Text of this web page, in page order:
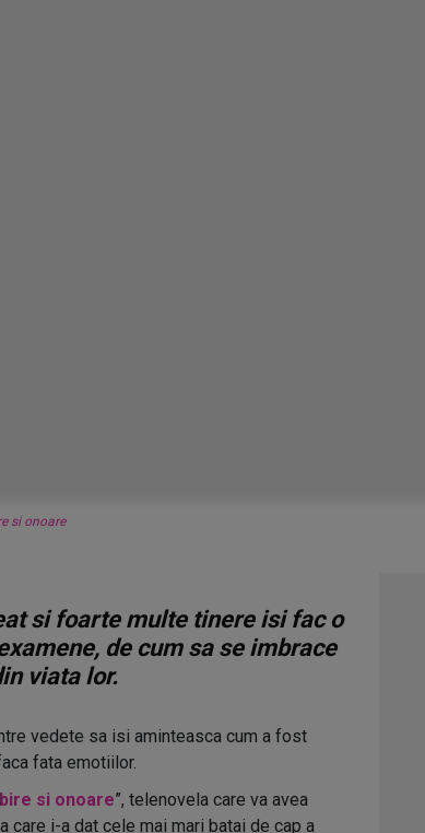
si onoare
si foarte multe tinere isi fac o
de cum sa se imbrace
viata lor.
vedete sa isi aminteasca cum a fost
fata emotiilor.
si onoare”, telenovela care va avea
care i-a dat cele mai mari batai de cap a